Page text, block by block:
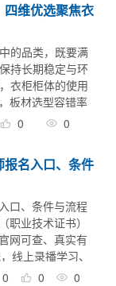
维优选聚焦衣
的品类，既要满
持长期稳定与环
衣柜柜体的使用
板材选型容错率
能影响整套定
0 0
名入口、条件
口、条件与流程
业技术证书）
网可查、真实有
线上录播学习、
绩合格后约3个
0 0 0